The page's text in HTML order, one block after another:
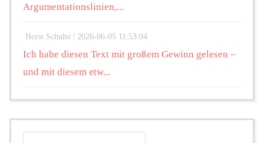
Argumentationslinien,...
Horst Schulte | 2026-06-05 11:53:04
Ich habe diesen Text mit großem Gewinn gelesen –
und mit diesem etw...